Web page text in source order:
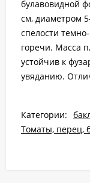
булавовидной
см, диаметром
спелости
горечи. Масса
устойчив к
увяданию.
Категории:
Томаты, перец,